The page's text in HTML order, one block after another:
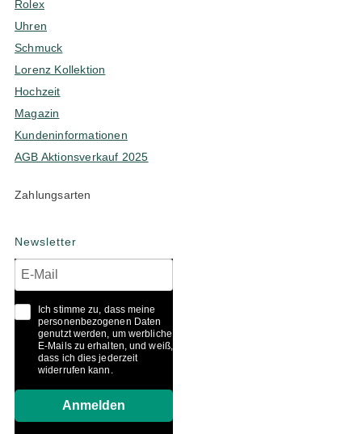
Rolex
Uhren
Schmuck
Lorenz Kollektion
Hochzeit
Magazin
Kundeninformationen
AGB Aktionsverkauf 2025
Zahlungsarten
Newsletter
Ich stimme zu, dass meine
personenbezogenen Daten
genutzt werden, um werbliche
E-Mails zu erhalten, und weiß,
dass ich dies jederzeit
widerrufen kann.
Anmelden